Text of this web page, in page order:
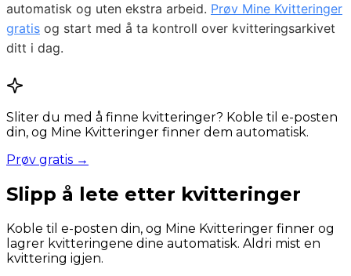
automatisk og uten ekstra arbeid. Prøv Mine Kvitteringer
gratis og start med å ta kontroll over kvitteringsarkivet
ditt i dag.
Sliter du med å finne kvitteringer? Koble til e-posten
din, og Mine Kvitteringer finner dem automatisk.
Prøv gratis →
Slipp å lete etter kvitteringer
Koble til e-posten din, og Mine Kvitteringer finner og
lagrer kvitteringene dine automatisk. Aldri mist en
kvittering igjen.